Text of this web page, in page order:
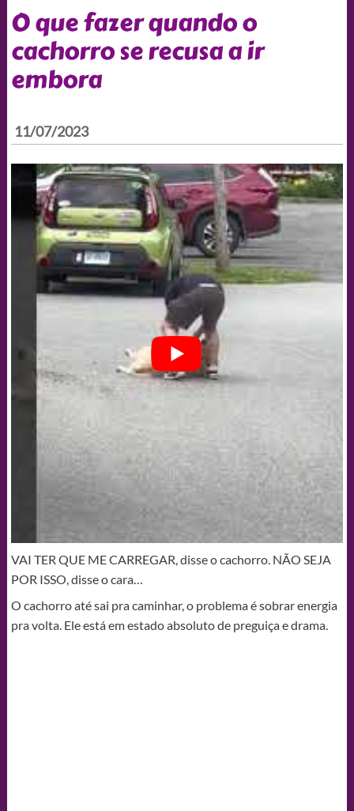
O que fazer quando o
cachorro se recusa a ir
embora
11/07/2023
VAI TER QUE ME CARREGAR, disse o cachorro. NÃO SEJA
POR ISSO, disse o cara…
O cachorro até sai pra caminhar, o problema é sobrar energia
pra volta. Ele está em estado absoluto de preguiça e drama.